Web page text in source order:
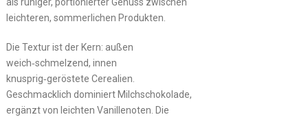
als ruhiger, portionierter Genuss zwischen
leichteren, sommerlichen Produkten.
Die Textur ist der Kern: außen
weich‑schmelzend, innen
knusprig‑geröstete Cerealien.
Geschmacklich dominiert Milchschokolade,
ergänzt von leichten Vanillenoten. Die